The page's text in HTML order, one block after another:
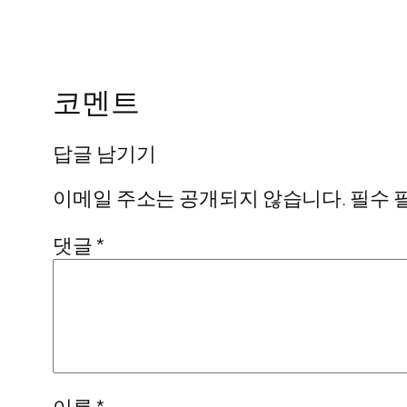
코멘트
답글 남기기
이메일 주소는 공개되지 않습니다. 필수
댓글*